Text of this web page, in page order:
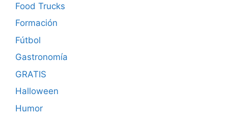
Food Trucks
Formación
Fútbol
Gastronomía
GRATIS
Halloween
Humor